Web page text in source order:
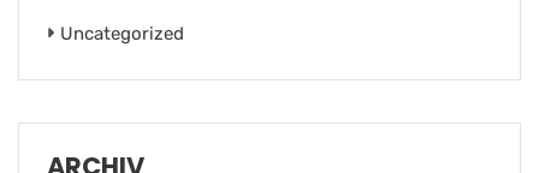
Uncategorized